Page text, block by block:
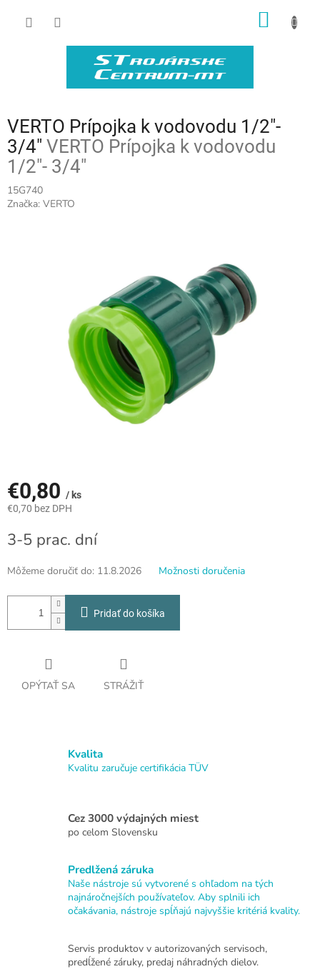
VERTO Prípojka k vodovodu 1/2"-
3/4" VERTO Prípojka k vodovodu
1/2"- 3/4"
15G740
Značka: VERTO
€0,80 / ks
€0,70 bez DPH
cena:
3-5 prac. dní
Môžeme doručiť do: 11.8.2026 Možnosti doručenia
Pridať do košíka
OPÝTAŤ SA STRÁŽIŤ
Kvalita
Kvalitu zaručuje certifikácia TÜV
Cez 3000 výdajných miest
po celom Slovensku
Predlžená záruka
Naše nástroje sú vytvorené s ohľadom na tých
najnáročnejších používateľov. Aby splnili ich
očakávania, nástroje spĺňajú najvyššie kritériá kvality.
Servis produktov v autorizovaných servisoch,
predĺžené záruky, predaj náhradných dielov.